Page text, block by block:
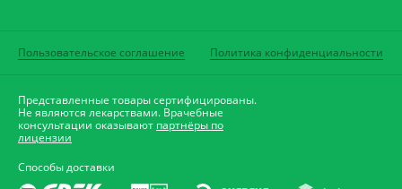
Пользовательское соглашение Политика конфиденциальности
Представленные товары сертифицированы.
Не являются лекарствами. Врачебные
консультации оказывают партнёры по
лицензии
Способы доставки